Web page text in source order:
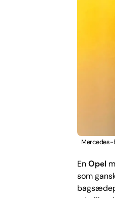
Mercedes-
EnOpel
som